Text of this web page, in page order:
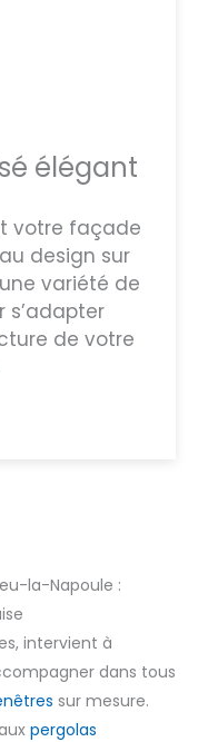
élégant
votre façade
design sur
variété de
s’adapter
de votre
la-Napoule :
intervient à
dans tous
sur mesure.
pergolas